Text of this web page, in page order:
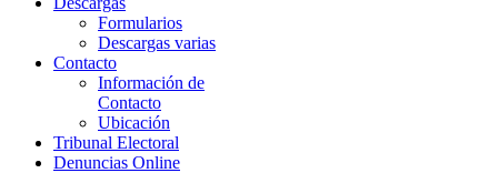
Formularios
Descargas varias
Contacto
Información de
Contacto
Ubicación
Tribunal Electoral
Denuncias Online